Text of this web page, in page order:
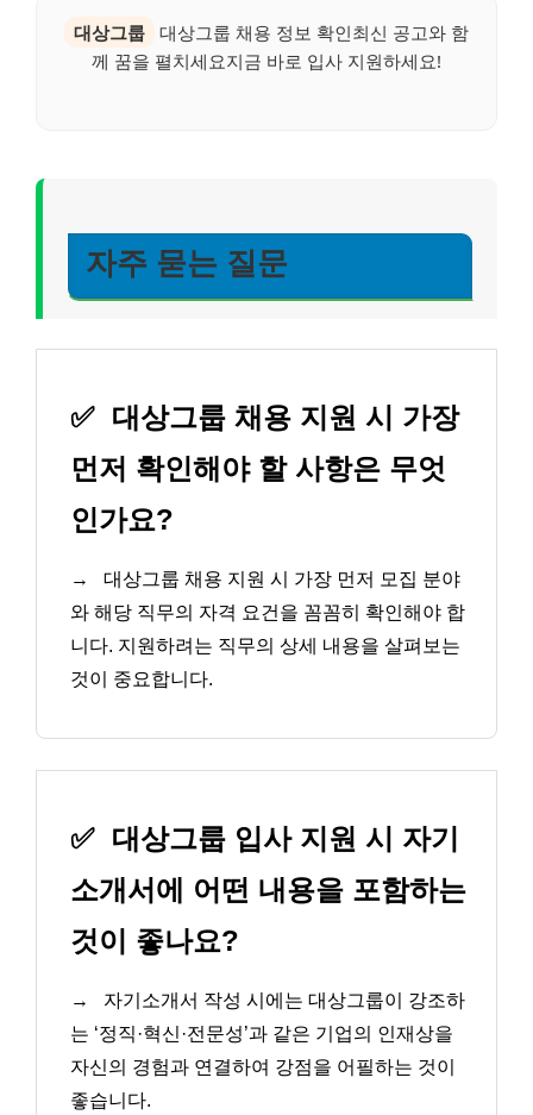
대상그룹 대상그룹 채용 정보 확인최신 공고와 함
께 꿈을 펼치세요지금 바로 입사 지원하세요!
자주 묻는 질문
✅ 대상그룹 채용 지원 시 가장
먼저 확인해야 할 사항은 무엇
인가요?
→
대상그룹 채용 지원 시 가장 먼저 모집 분야
와 해당 직무의 자격 요건을 꼼꼼히 확인해야 합
니다. 지원하려는 직무의 상세 내용을 살펴보는
것이 중요합니다.
✅ 대상그룹 입사 지원 시 자기
소개서에 어떤 내용을 포함하는
것이 좋나요?
→
자기소개서 작성 시에는 대상그룹이 강조하
는 ‘정직·혁신·전문성’과 같은 기업의 인재상을
자신의 경험과 연결하여 강점을 어필하는 것이
좋습니다.